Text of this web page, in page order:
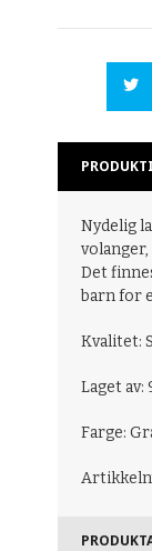
Nydelig
Det
barn for
Kvalitet:
Laget av:
Farge: